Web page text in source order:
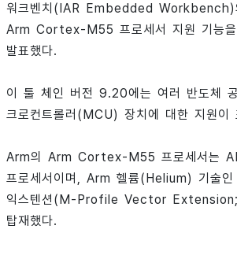
워크벤치(IAR Embedded Workbench)
Arm Cortex-M55 프로세서 지원 기능을
발표했다.
이 툴 체인 버전 9.20에는 여러 반도체 공
크로컨트롤러(MCU) 장치에 대한 지원이
Arm의 Arm Cortex-M55 프로세서는
프로세서이며, Arm 헬륨(Helium) 기술인
익스텐션(M-Profile Vector
탑재했다.